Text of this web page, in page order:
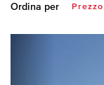
Ordina per